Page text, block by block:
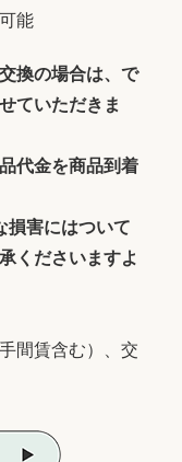
能
換の場合は、で
ていただきま
代金を商品到着
損害にはついて
くださいますよ
間賃含む）、交